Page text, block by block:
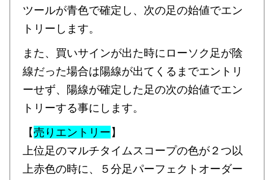
ツールが青色で確定し、次の足の始値でエン
トリーします。
また、買いサインが出た時にローソク足が陰
線だった場合は陽線が出てくるまでエントリ
ーせず、陽線が確定した足の次の始値でエン
トリーする事にします。
【売りエントリー】
上位足のマルチタイムスコープの色が２つ以
上赤色の時に、５分足パーフェクトオーダー